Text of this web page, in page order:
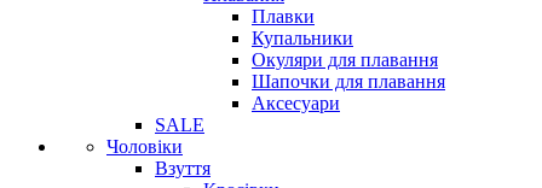
Плавки
Купальники
Окуляри для плавання
Шапочки для плавання
Аксесуари
SALE
Чоловіки
Взуття